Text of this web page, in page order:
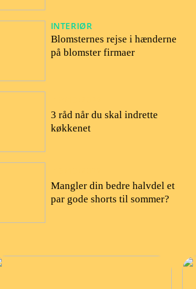
INTERIØR
Blomsternes rejse i hænderne
på blomster firmaer
3 råd når du skal indrette
køkkenet
Mangler din bedre halvdel et
par gode shorts til sommer?